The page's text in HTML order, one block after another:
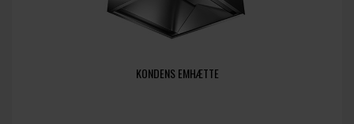
KONDENS EMHÆTTE